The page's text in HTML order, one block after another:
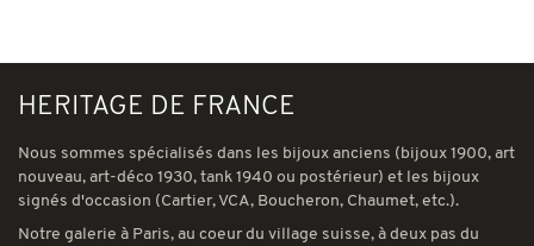
HERITAGE DE FRANCE
Nous sommes spécialisés dans les bijoux anciens (bijoux 1900, art
nouveau, art-déco 1930, tank 1940 ou postérieur) et les bijoux
signés d'occasion (Cartier, VCA, Boucheron, Chaumet, etc.).
Notre galerie à Paris, au coeur du village suisse, à deux pas du